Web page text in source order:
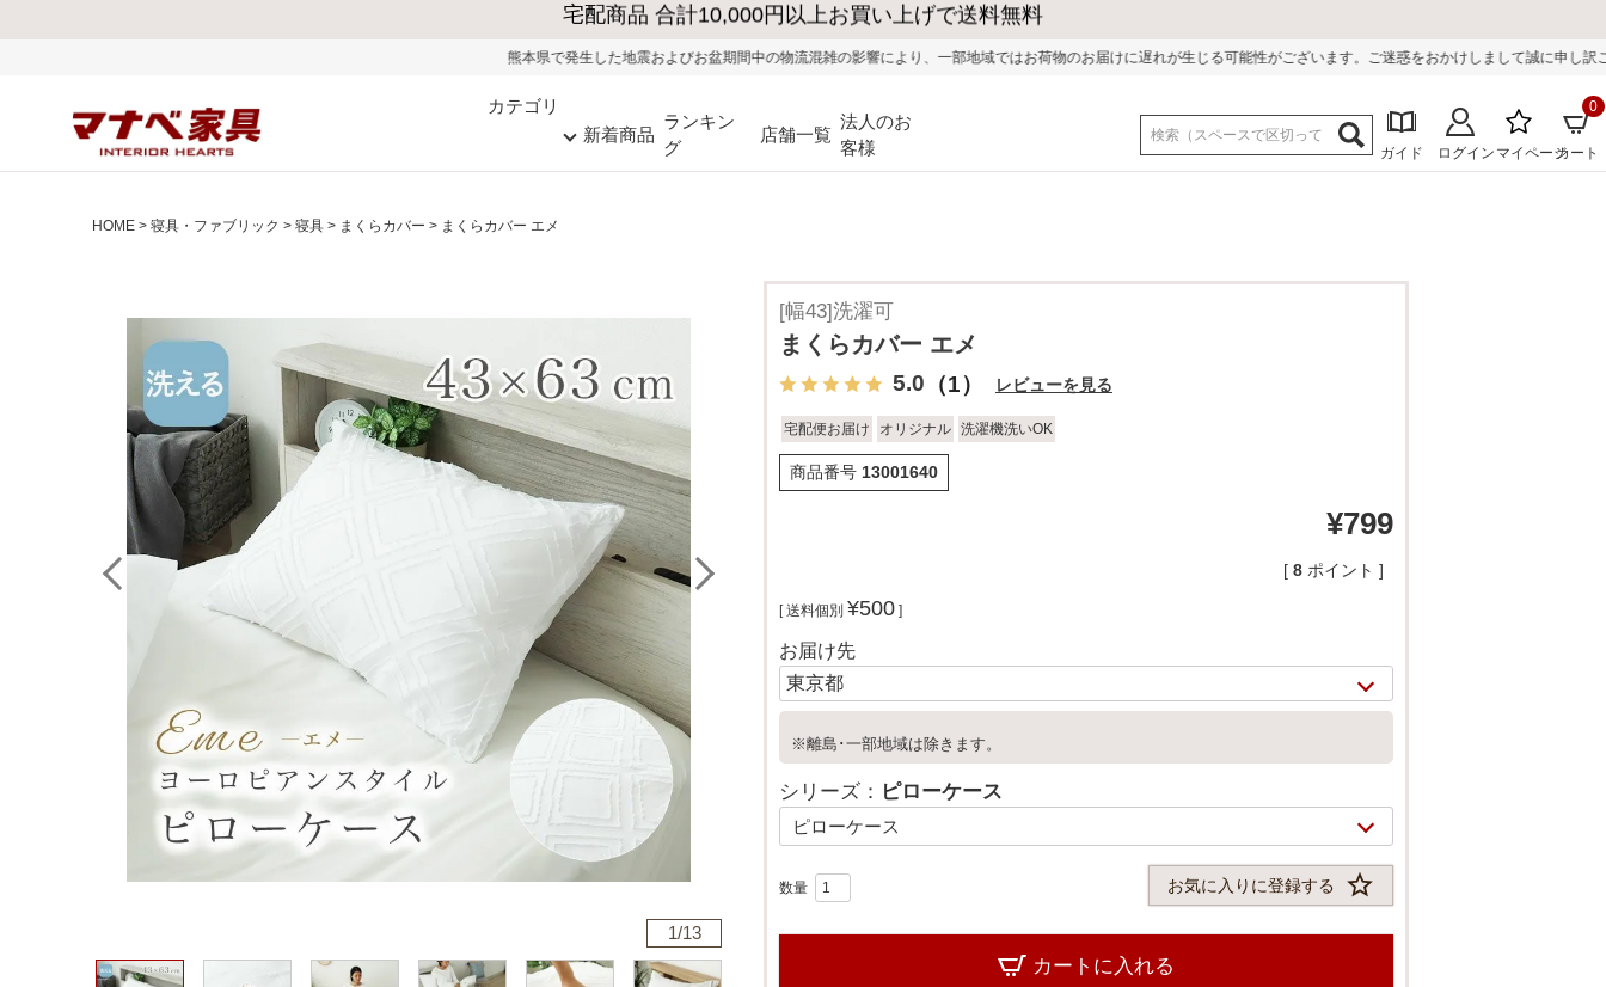
大型家具の送料・設置無料（※当社エリア）
熊本県で発生した地震およびお盆期間中の物流混雑の影響により、一部地域ではお荷物のお届けに遅れが生じる可能性がございます。ご迷惑をおかけしまして誠に申し訳ございません。
カテゴリ
新着商品
ランキン
グ
店舗一覧
法人のお
客様
ガイド ログイン マイページカート
0
HOME 寝具・ファブリック 寝具 まくらカバー まくらカバー エメ
1/13 2/13
[幅43]洗濯可
まくらカバー エメ
5.0 （1） レビューを見る
宅配便お届け オリジナル 洗濯機洗いOK
商品番号 13001640
¥799
[ 8 ポイント ]
送料個別 ¥500
お届け先
※離島･一部地域は除きます。
シリーズ： ピローケース
お気に入りに登録する
カートに入れる